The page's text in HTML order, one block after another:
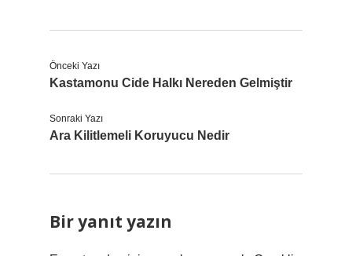
Önceki Yazı
Kastamonu Cide Halkı Nereden Gelmiştir
Sonraki Yazı
Ara Kilitlemeli Koruyucu Nedir
Bir yanıt yazın